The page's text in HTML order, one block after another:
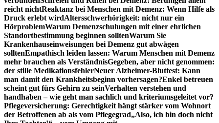
reicht nichtReaktanz bei Menschen mit Demenz: Wenn Hilfe als
Druck erlebt wirdAltersschwerhörigkeit: nicht nur ein
HörproblemWarum Demenzschulungen mit einer ehrlichen
Standortbestimmung beginnen solltenWarum Sie
Krankenhauseinweisungen bei Demenz gut abwägen
solltenEmpathisch leiden lassen: Warum Menschen mit Demenz
mehr brauchen als VerständnisGegeben, aber nicht genommen:
der stille MedikationsfehlerNeuer Alzheimer-Bluttest: Kann
man damit den Krankheitsbeginn vorhersagen?Enkel betreuen
scheint gut fürs Gehirn zu seinVerhalten verstehen und
handhaben – wie geht man sachlich und kriteriumsgeleitet vor?
Pflegeversicherung: Gerechtigkeit hängt stärker vom Wohnort
der Betroffenen ab als vom Pflegegrad„Also, ich bin doch nicht